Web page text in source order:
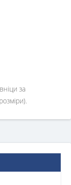
за